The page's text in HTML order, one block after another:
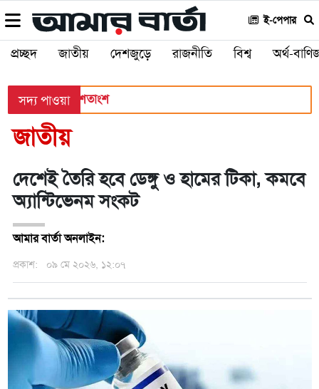
ই-পেপার
প্রচ্ছদ জাতীয় দেশজুড়ে রাজনীতি বিশ্ব অর্থ-
সদ্য পাওয়া
হার ৬২.২৫ শতাংশ
জাতীয়
দেশেই তৈরি হবে ডেঙ্গু ও হামের টিকা, কমবে
অ্যান্টিভেনম সংকট
আমার বার্তা অনলাইন:
প্রকাশ: ০৯ মে ২০২৬, ১২:০৭